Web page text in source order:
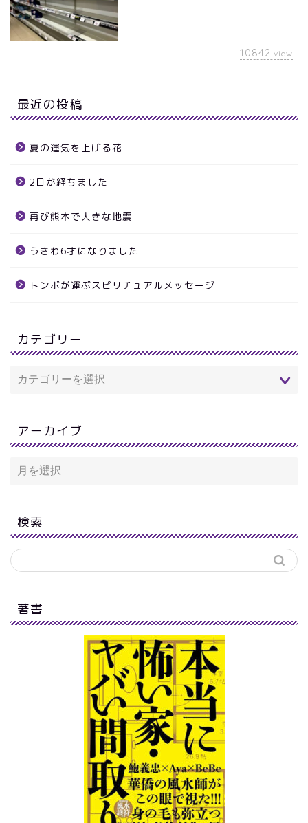
10842 view
最近の投稿
夏の運気を上げる花
2日が経ちました
再び熊本で大きな地震
うきわ6才になりました
トンボが運ぶスピリチュアルメッセージ
カテゴリー
アーカイブ
検索
著書